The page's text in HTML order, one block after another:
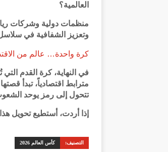
العالمية؟
منظمات دولية وشركات
وتعزيز الشفافية في سلاسل
كرة واحدة… عالم من
في النهاية، كرة القدم
مترابط اقتصادياً، تبدأ
تتحول إلى رمز يوحد
إذا أردت، أستطيع تحويل هذا
التصنيف: كأس العالم 2026